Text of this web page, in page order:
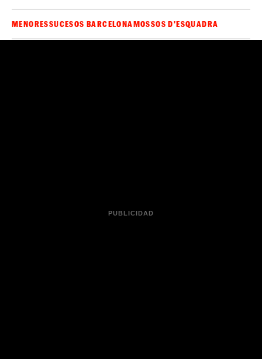
MENORESSUCESOS BARCELONAMOSSOS D'ESQUADRA